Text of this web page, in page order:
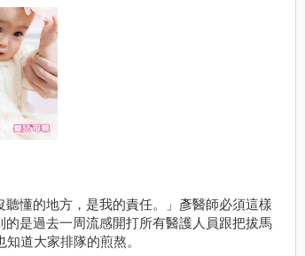
聽懂的地方，是我的責任。」彥醫師必須這樣
是過去一周流感開打所有醫護人員跟把拔馬
道大家排隊的煎熬。